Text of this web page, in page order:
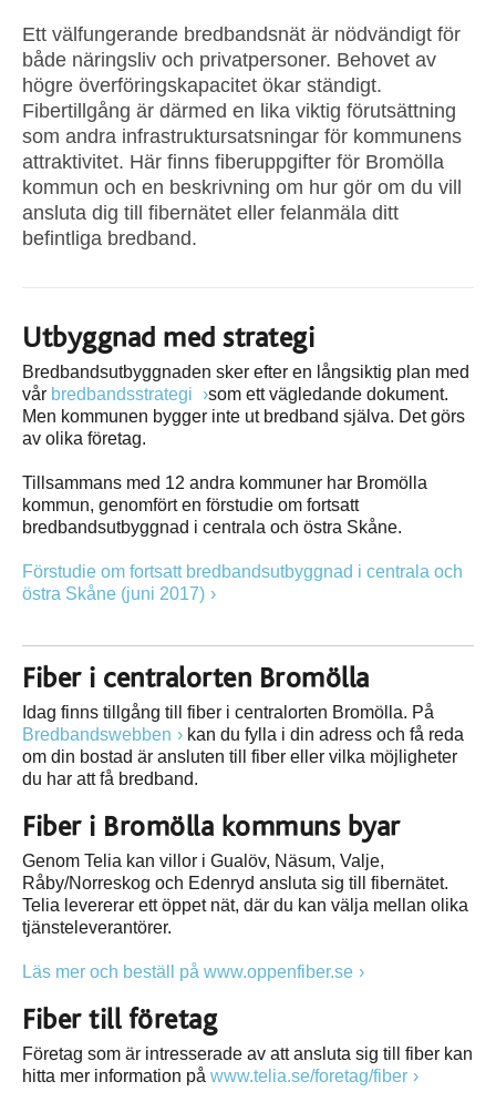
Ett välfungerande bredbandsnät är nödvändigt för
både näringsliv och privatpersoner. Behovet av
högre överföringskapacitet ökar ständigt.
Fibertillgång är därmed en lika viktig förutsättning
som andra infrastruktursatsningar för kommunens
attraktivitet. Här finns fiberuppgifter för Bromölla
kommun och en beskrivning om hur gör om du vill
ansluta dig till fibernätet eller felanmäla ditt
befintliga bredband.
Utbyggnad med strategi
Bredbandsutbyggnaden sker efter en långsiktig plan med
vår bredbandsstrategi
som ett vägledande dokument.
Men kommunen bygger inte ut bredband själva. Det görs
av olika företag.
Tillsammans med 12 andra kommuner har Bromölla
kommun, genomfört en förstudie om fortsatt
bredbandsutbyggnad i centrala och östra Skåne.
Förstudie om fortsatt bredbandsutbyggnad i centrala och
östra Skåne (juni 2017)
Fiber i centralorten Bromölla
Idag finns tillgång till fiber i centralorten Bromölla. På
Bredbandswebben
kan du fylla i din adress och få reda
om din bostad är ansluten till fiber eller vilka möjligheter
du har att få bredband.
Fiber i Bromölla kommuns byar
Genom Telia kan villor i Gualöv, Näsum, Valje,
Råby/Norreskog och Edenryd ansluta sig till fibernätet.
Telia levererar ett öppet nät, där du kan välja mellan olika
tjänsteleverantörer.
Läs mer och beställ på www.oppenfiber.se
Fiber till företag
Företag som är intresserade av att ansluta sig till fiber kan
hitta mer information på www.telia.se/foretag/fiber